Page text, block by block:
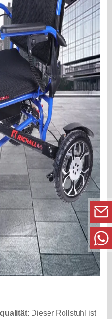
: Dieser Rollstuhl ist